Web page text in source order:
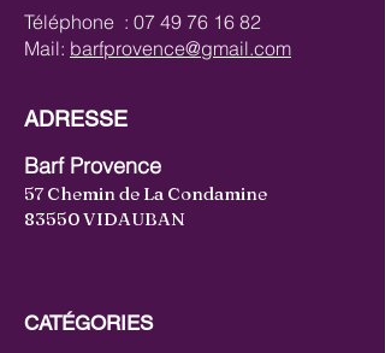
Téléphone : 07 49 76 16 82
Mail: barfprovence@gmail.com
ADRESSE
Barf Provence
57 Chemin de La Condamine
83550 VIDAUBAN
CATÉGORIES